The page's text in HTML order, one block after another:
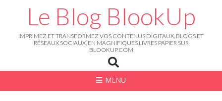
Le Blog BlookUp
IMPRIMEZ ET TRANSFORMEZ VOS CONTENUS DIGITAUX, BLOGS ET
RÉSEAUX SOCIAUX, EN MAGNIFIQUES LIVRES PAPIER SUR
BLOOKUP.COM
MENU